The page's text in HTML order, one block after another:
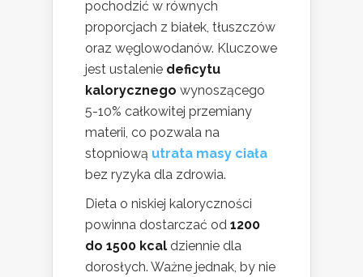
pochodzić w równych
proporcjach z białek, tłuszczów
oraz węglowodanów. Kluczowe
jest ustalenie deficytu
kalorycznego wynoszącego
5-10% całkowitej przemiany
materii, co pozwala na
stopniową utrata masy ciała
bez ryzyka dla zdrowia.
Dieta o niskiej kaloryczności
powinna dostarczać od 1200
do 1500 kcal dziennie dla
dorosłych. Ważne jednak, by nie